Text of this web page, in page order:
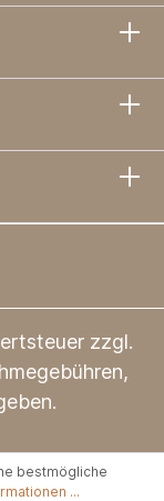
zzgl.
bestmögliche
...